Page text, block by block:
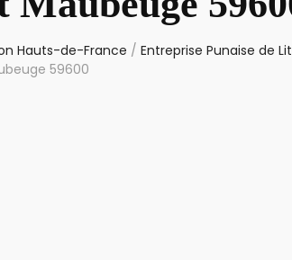
Hauts-de-France / Entreprise Punaise de
59600